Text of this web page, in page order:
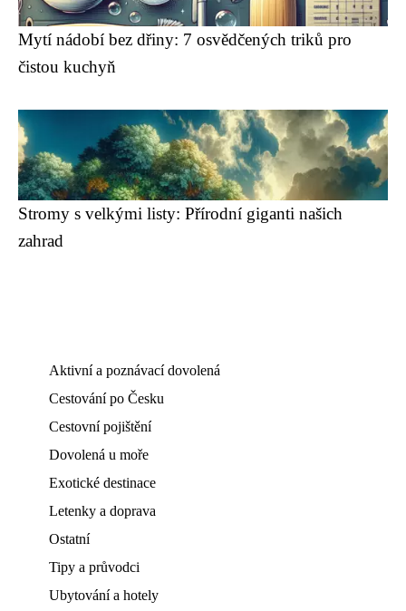
Mytí nádobí bez dřiny: 7 osvědčených triků pro
čistou kuchyň
Stromy s velkými listy: Přírodní giganti našich
zahrad
Aktivní a poznávací dovolená
Cestování po Česku
Cestovní pojištění
Dovolená u moře
Exotické destinace
Letenky a doprava
Ostatní
Tipy a průvodci
Ubytování a hotely